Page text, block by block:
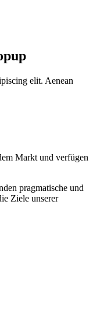
elit. Aenean
Markt und verfügen
pragmatische und
Ziele unserer